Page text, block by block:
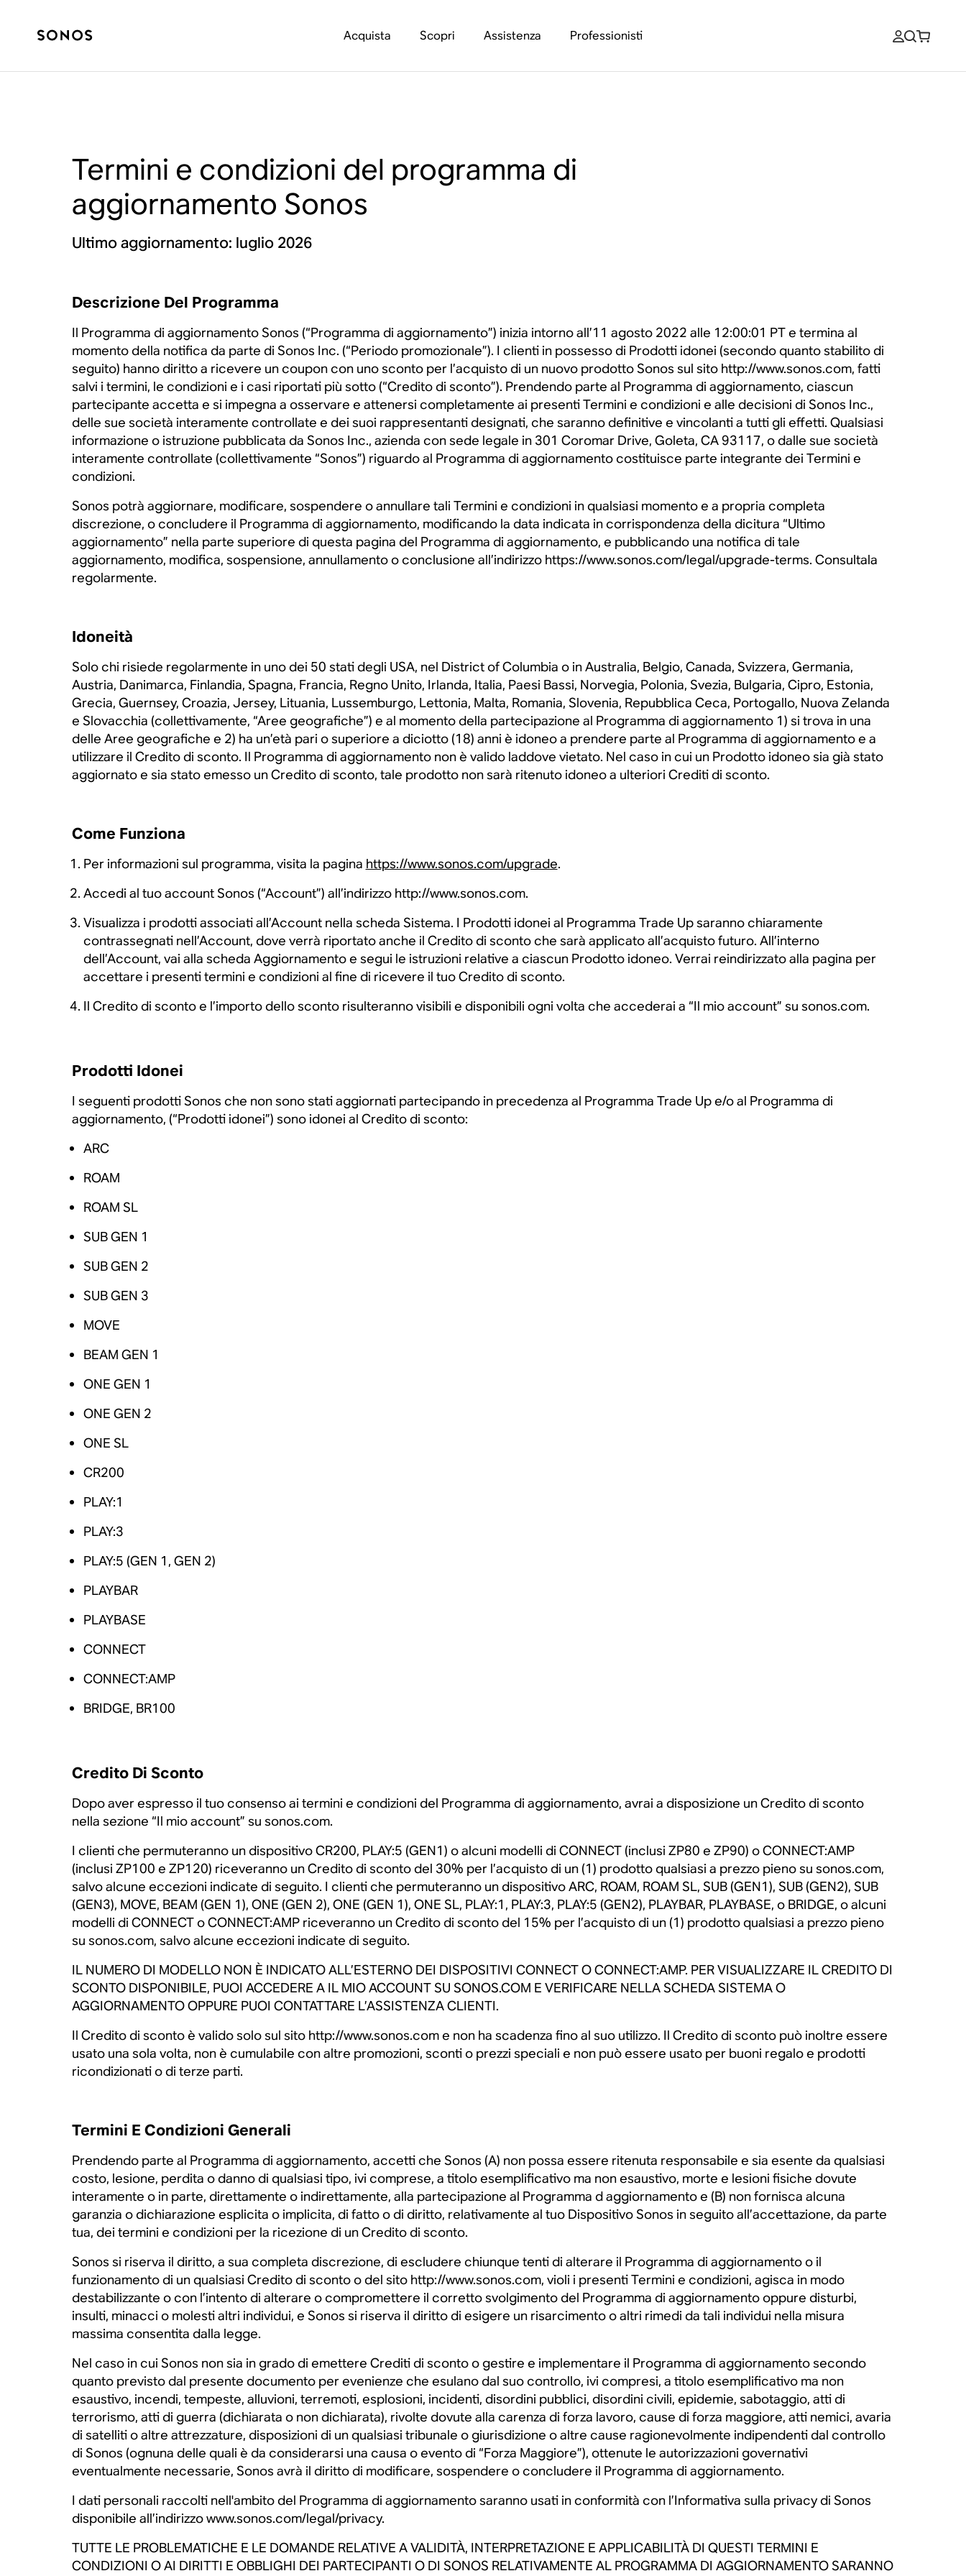
Acquista Scopri Assistenza Professionisti
Termini e condizioni del programma di
aggiornamento Sonos
Ultimo aggiornamento: luglio 2026
Descrizione Del Programma
Il Programma di aggiornamento Sonos (“Programma di aggiornamento”) inizia intorno all’11 agosto 2022 alle 12:00:01 PT e termina al
momento della notifica da parte di Sonos Inc. (“Periodo promozionale”). I clienti in possesso di Prodotti idonei (secondo quanto stabilito di
seguito) hanno diritto a ricevere un coupon con uno sconto per l’acquisto di un nuovo prodotto Sonos sul sito http://www.sonos.com, fatti
salvi i termini, le condizioni e i casi riportati più sotto (“Credito di sconto”). Prendendo parte al Programma di aggiornamento, ciascun
partecipante accetta e si impegna a osservare e attenersi completamente ai presenti Termini e condizioni e alle decisioni di Sonos Inc.,
delle sue società interamente controllate e dei suoi rappresentanti designati, che saranno definitive e vincolanti a tutti gli effetti. Qualsiasi
informazione o istruzione pubblicata da Sonos Inc., azienda con sede legale in 301 Coromar Drive, Goleta, CA 93117, o dalle sue società
interamente controllate (collettivamente “Sonos”) riguardo al Programma di aggiornamento costituisce parte integrante dei Termini e
condizioni.
Sonos potrà aggiornare, modificare, sospendere o annullare tali Termini e condizioni in qualsiasi momento e a propria completa
discrezione, o concludere il Programma di aggiornamento, modificando la data indicata in corrispondenza della dicitura “Ultimo
aggiornamento” nella parte superiore di questa pagina del Programma di aggiornamento, e pubblicando una notifica di tale
aggiornamento, modifica, sospensione, annullamento o conclusione all’indirizzo https://www.sonos.com/legal/upgrade-terms. Consultala
regolarmente.
Idoneità
Solo chi risiede regolarmente in uno dei 50 stati degli USA, nel District of Columbia o in Australia, Belgio, Canada, Svizzera, Germania,
Austria, Danimarca, Finlandia, Spagna, Francia, Regno Unito, Irlanda, Italia, Paesi Bassi, Norvegia, Polonia, Svezia, Bulgaria, Cipro, Estonia,
Grecia, Guernsey, Croazia, Jersey, Lituania, Lussemburgo, Lettonia, Malta, Romania, Slovenia, Repubblica Ceca, Portogallo, Nuova Zelanda
e Slovacchia (collettivamente, “Aree geografiche”) e al momento della partecipazione al Programma di aggiornamento 1) si trova in una
delle Aree geografiche e 2) ha un’età pari o superiore a diciotto (18) anni è idoneo a prendere parte al Programma di aggiornamento e a
utilizzare il Credito di sconto. Il Programma di aggiornamento non è valido laddove vietato. Nel caso in cui un Prodotto idoneo sia già stato
aggiornato e sia stato emesso un Credito di sconto, tale prodotto non sarà ritenuto idoneo a ulteriori Crediti di sconto.
Come Funziona
Per informazioni sul programma, visita la pagina https://www.sonos.com/upgrade.
Accedi al tuo account Sonos (“Account”) all’indirizzo http://www.sonos.com.
Visualizza i prodotti associati all’Account nella scheda Sistema. I Prodotti idonei al Programma Trade Up saranno chiaramente
contrassegnati nell’Account, dove verrà riportato anche il Credito di sconto che sarà applicato all’acquisto futuro. All’interno
dell’Account, vai alla scheda Aggiornamento e segui le istruzioni relative a ciascun Prodotto idoneo. Verrai reindirizzato alla pagina per
accettare i presenti termini e condizioni al fine di ricevere il tuo Credito di sconto.
Il Credito di sconto e l’importo dello sconto risulteranno visibili e disponibili ogni volta che accederai a “Il mio account” su sonos.com.
Prodotti Idonei
I seguenti prodotti Sonos che non sono stati aggiornati partecipando in precedenza al Programma Trade Up e/o al Programma di
aggiornamento, (“Prodotti idonei”) sono idonei al Credito di sconto:
ARC
ROAM
ROAM SL
SUB GEN 1
SUB GEN 2
SUB GEN 3
MOVE
BEAM GEN 1
ONE GEN 1
ONE GEN 2
ONE SL
CR200
PLAY:1
PLAY:3
PLAY:5 (GEN 1, GEN 2)
PLAYBAR
PLAYBASE
CONNECT
CONNECT:AMP
BRIDGE, BR100
Credito Di Sconto
Dopo aver espresso il tuo consenso ai termini e condizioni del Programma di aggiornamento, avrai a disposizione un Credito di sconto
nella sezione “Il mio account” su sonos.com.
I clienti che permuteranno un dispositivo CR200, PLAY:5 (GEN1) o alcuni modelli di CONNECT (inclusi ZP80 e ZP90) o CONNECT:AMP
(inclusi ZP100 e ZP120) riceveranno un Credito di sconto del 30% per l’acquisto di un (1) prodotto qualsiasi a prezzo pieno su sonos.com,
salvo alcune eccezioni indicate di seguito. I clienti che permuteranno un dispositivo ARC, ROAM, ROAM SL, SUB (GEN1), SUB (GEN2), SUB
(GEN3), MOVE, BEAM (GEN 1), ONE (GEN 2), ONE (GEN 1), ONE SL, PLAY:1, PLAY:3, PLAY:5 (GEN2), PLAYBAR, PLAYBASE, o BRIDGE, o alcuni
modelli di CONNECT o CONNECT:AMP riceveranno un Credito di sconto del 15% per l’acquisto di un (1) prodotto qualsiasi a prezzo pieno
su sonos.com, salvo alcune eccezioni indicate di seguito.
IL NUMERO DI MODELLO NON È INDICATO ALL’ESTERNO DEI DISPOSITIVI CONNECT O CONNECT:AMP. PER VISUALIZZARE IL CREDITO DI
SCONTO DISPONIBILE, PUOI ACCEDERE A IL MIO ACCOUNT SU SONOS.COM E VERIFICARE NELLA SCHEDA SISTEMA O
AGGIORNAMENTO OPPURE PUOI CONTATTARE L’ASSISTENZA CLIENTI.
Il Credito di sconto è valido solo sul sito http://www.sonos.com e non ha scadenza fino al suo utilizzo. Il Credito di sconto può inoltre essere
usato una sola volta, non è cumulabile con altre promozioni, sconti o prezzi speciali e non può essere usato per buoni regalo e prodotti
ricondizionati o di terze parti.
Termini E Condizioni Generali
Prendendo parte al Programma di aggiornamento, accetti che Sonos (A) non possa essere ritenuta responsabile e sia esente da qualsiasi
costo, lesione, perdita o danno di qualsiasi tipo, ivi comprese, a titolo esemplificativo ma non esaustivo, morte e lesioni fisiche dovute
interamente o in parte, direttamente o indirettamente, alla partecipazione al Programma d aggiornamento e (B) non fornisca alcuna
garanzia o dichiarazione esplicita o implicita, di fatto o di diritto, relativamente al tuo Dispositivo Sonos in seguito all’accettazione, da parte
tua, dei termini e condizioni per la ricezione di un Credito di sconto.
Sonos si riserva il diritto, a sua completa discrezione, di escludere chiunque tenti di alterare il Programma di aggiornamento o il
funzionamento di un qualsiasi Credito di sconto o del sito http://www.sonos.com, violi i presenti Termini e condizioni, agisca in modo
destabilizzante o con l’intento di alterare o compromettere il corretto svolgimento del Programma di aggiornamento oppure disturbi,
insulti, minacci o molesti altri individui, e Sonos si riserva il diritto di esigere un risarcimento o altri rimedi da tali individui nella misura
massima consentita dalla legge.
Nel caso in cui Sonos non sia in grado di emettere Crediti di sconto o gestire e implementare il Programma di aggiornamento secondo
quanto previsto dal presente documento per evenienze che esulano dal suo controllo, ivi compresi, a titolo esemplificativo ma non
esaustivo, incendi, tempeste, alluvioni, terremoti, esplosioni, incidenti, disordini pubblici, disordini civili, epidemie, sabotaggio, atti di
terrorismo, atti di guerra (dichiarata o non dichiarata), rivolte dovute alla carenza di forza lavoro, cause di forza maggiore, atti nemici, avaria
di satelliti o altre attrezzature, disposizioni di un qualsiasi tribunale o giurisdizione o altre cause ragionevolmente indipendenti dal controllo
di Sonos (ognuna delle quali è da considerarsi una causa o evento di “Forza Maggiore”), ottenute le autorizzazioni governativi
eventualmente necessarie, Sonos avrà il diritto di modificare, sospendere o concludere il Programma di aggiornamento.
I dati personali raccolti nell'ambito del Programma di aggiornamento saranno usati in conformità con l’Informativa sulla privacy di Sonos
disponibile all’indirizzo www.sonos.com/legal/privacy.
TUTTE LE PROBLEMATICHE E LE DOMANDE RELATIVE A VALIDITÀ, INTERPRETAZIONE E APPLICABILITÀ DI QUESTI TERMINI E
CONDIZIONI O AI DIRITTI E OBBLIGHI DEI PARTECIPANTI O DI SONOS RELATIVAMENTE AL PROGRAMMA DI AGGIORNAMENTO SARANNO